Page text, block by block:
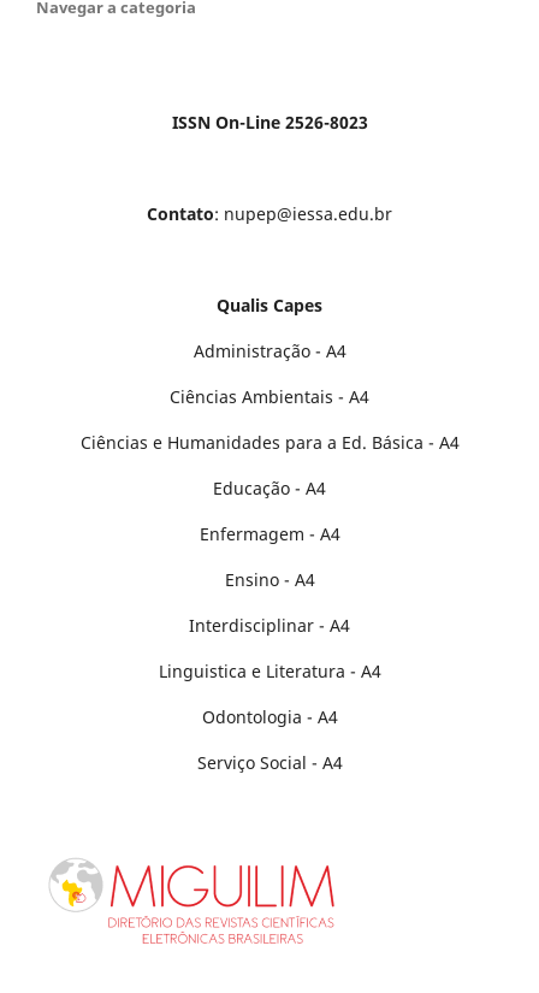
Navegar a categoria
ISSN On-Line 2526-8023
Contato: nupep@iessa.edu.br
Qualis Capes
Administração - A4
Ciências Ambientais - A4
Ciências e Humanidades para a Ed. Básica - A4
Educação - A4
Enfermagem - A4
Ensino - A4
Interdisciplinar - A4
Linguistica e Literatura - A4
Odontologia - A4
Serviço Social - A4